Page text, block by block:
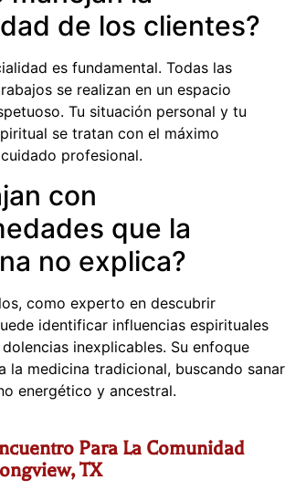
de los clientes?
es fundamental. Todas las
se realizan en un espacio
Tu situación personal y tu
se tratan con el máximo
profesional.
con
que la
no explica?
como experto en descubrir
identificar influencias espirituales
inexplicables. Su enfoque
la medicina tradicional, buscando sanar
energético y ancestral.
Para La Comunidad
TX